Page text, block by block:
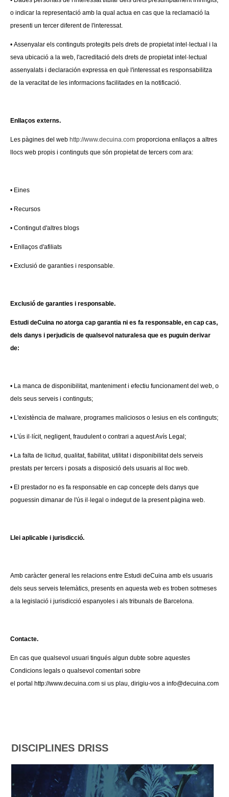
o indicar la representació amb la qual actua en cas que la reclamació la
presenti un tercer diferent de l'interessat.
• Assenyalar els continguts protegits pels drets de propietat intel·lectual i la
seva ubicació a la web, l'acreditació dels drets de propietat intel·lectual
assenyalats i declaración expressa en què l'interessat es responsabilitza
de la veracitat de les informacions facilitades en la notificació.
Enllaços externs.
Les pàgines del web http://www.decuina.com proporciona enllaços a altres
llocs web propis i continguts que són propietat de tercers com ara:
• Eines
• Recursos
• Contingut d'altres blogs
• Enllaços d'afiliats
• Exclusió de garanties i responsable.
Exclusió de garanties i responsable.
Estudi deCuina no atorga cap garantia ni es fa responsable, en cap cas,
dels danys i perjudicis de qualsevol naturalesa que es puguin derivar
de:
• La manca de disponibilitat, manteniment i efectiu funcionament del web, o
dels seus serveis i continguts;
• L'existència de malware, programes maliciosos o lesius en els continguts;
• L'ús il·lícit, negligent, fraudulent o contrari a aquest Avís Legal;
• La falta de licitud, qualitat, fiabilitat, utilitat i disponibilitat dels serveis
prestats per tercers i posats a disposició dels usuaris al lloc web.
• El prestador no es fa responsable en cap concepte dels danys que
poguessin dimanar de l'ús il·legal o indegut de la present pàgina web.
Llei aplicable i jurisdicció.
Amb caràcter general les relacions entre Estudi deCuina amb els usuaris
dels seus serveis telemàtics, presents en aquesta web es troben sotmeses
a la legislació i jurisdicció espanyoles i als tribunals de Barcelona.
Contacte.
En cas que qualsevol usuari tingués algun dubte sobre aquestes
Condicions legals o qualsevol comentari sobre
el portal http://www.decuina.com si us plau, dirigiu-vos a info@decuina.com
DISCIPLINES DRISS